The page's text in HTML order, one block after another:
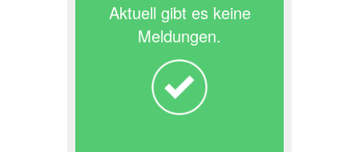
Aktuell gibt es keine
Meldungen.